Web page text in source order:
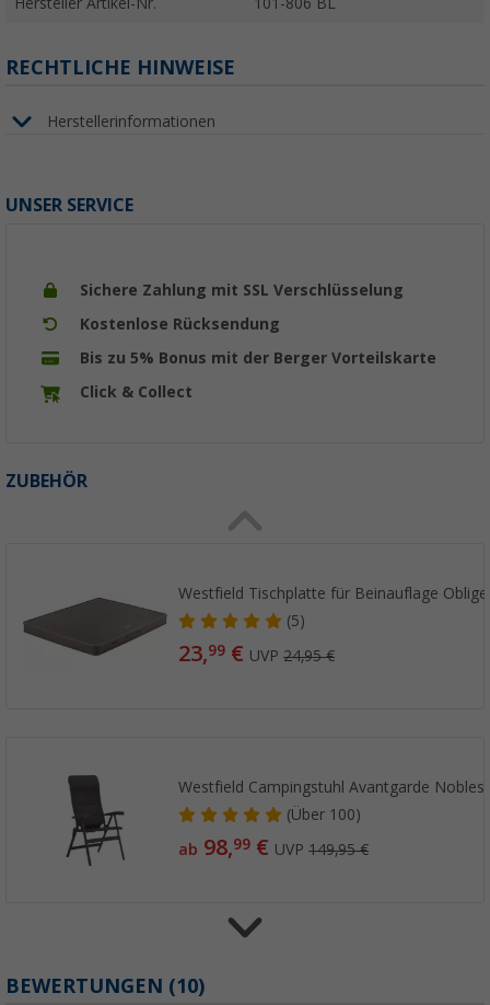
Hersteller Artikel-Nr. 101-806 BL
RECHTLICHE HINWEISE
Herstellerinformationen
UNSER SERVICE
Sichere Zahlung mit SSL Verschlüsselung
Kostenlose Rücksendung
Bis zu 5% Bonus mit der Berger Vorteilskarte
Click & Collect
ZUBEHÖR
Westfield Tischplatte für Beinauflage
(5)
23,99 € UVP24,95 €
Westfield Campingstuhl Avantgarde
(Über100)
ab 98,99 € UVP149,95 €
Westfield Klappstuhl Avantgard Noblesse
BEWERTUNGEN (10)